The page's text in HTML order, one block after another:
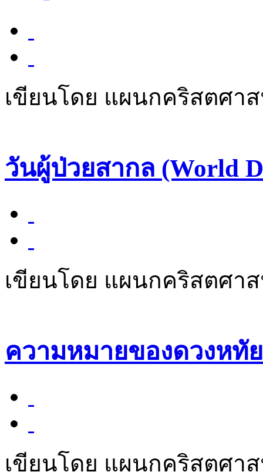
เขียนโดย แผนกคริสตศา
วันผู้ป่วยสากล (World
เขียนโดย แผนกคริสตศา
ความหมายของดวงหทั
เขียนโดย แผนกคริสตศา